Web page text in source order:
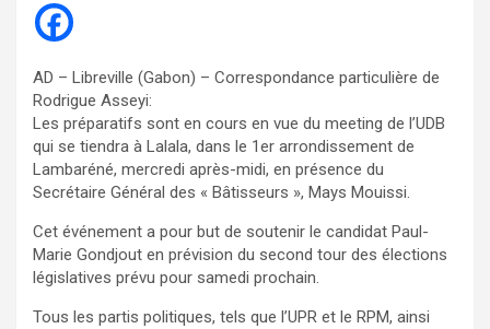
AD – Libreville (Gabon) – Correspondance particulière de
Rodrigue Asseyi:
Les préparatifs sont en cours en vue du meeting de l’UDB
qui se tiendra à Lalala, dans le 1er arrondissement de
Lambaréné, mercredi après-midi, en présence du
Secrétaire Général des « Bâtisseurs », Mays Mouissi.
Cet événement a pour but de soutenir le candidat Paul-
Marie Gondjout en prévision du second tour des élections
législatives prévu pour samedi prochain.
Tous les partis politiques, tels que l’UPR et le RPM, ainsi